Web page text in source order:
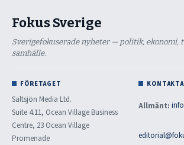
Fokus Sverige
Sverigefokuserade nyheter — politik, ekonomi,
samhälle.
FÖRETAGET
Saltsjön Media Ltd.
Suite 4.11, Ocean Village Business
Centre, 23 Ocean Village
Promenade
Allmänt: